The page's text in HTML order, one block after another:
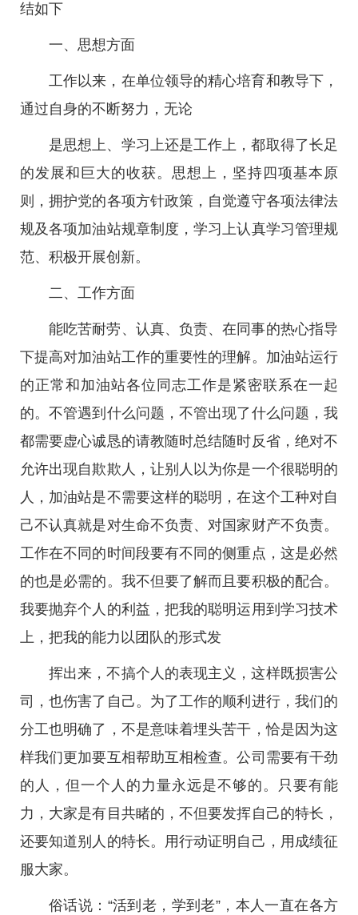
结如下
一、思想方面
工作以来，在单位领导的精心培育和教导下，
通过自身的不断努力，无论
是思想上、学习上还是工作上，都取得了长足
的发展和巨大的收获。思想上，坚持四项基本原
则，拥护党的各项方针政策，自觉遵守各项法律法
规及各项加油站规章制度，学习上认真学习管理规
范、积极开展创新。
二、工作方面
能吃苦耐劳、认真、负责、在同事的热心指导
下提高对加油站工作的重要性的理解。加油站运行
的正常和加油站各位同志工作是紧密联系在一起
的。不管遇到什么问题，不管出现了什么问题，我
都需要虚心诚恳的请教随时总结随时反省，绝对不
允许出现自欺欺人，让别人以为你是一个很聪明的
人，加油站是不需要这样的聪明，在这个工种对自
己不认真就是对生命不负责、对国家财产不负责。
工作在不同的时间段要有不同的侧重点，这是必然
的也是必需的。我不但要了解而且要积极的配合。
我要抛弃个人的利益，把我的聪明运用到学习技术
上，把我的能力以团队的形式发
挥出来，不搞个人的表现主义，这样既损害公
司，也伤害了自己。为了工作的顺利进行，我们的
分工也明确了，不是意味着埋头苦干，恰是因为这
样我们更加要互相帮助互相检查。公司需要有干劲
的人，但一个人的力量永远是不够的。只要有能
力，大家是有目共睹的，不但要发挥自己的特长，
还要知道别人的特长。用行动证明自己，用成绩征
服大家。
俗话说：“活到老，学到老”，本人一直在各方